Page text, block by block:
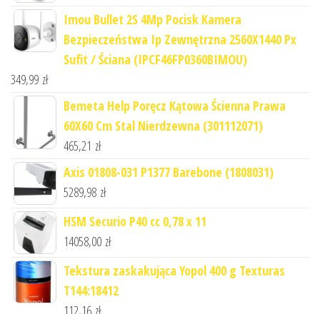
Imou Bullet 2S 4Mp Pocisk Kamera
Bezpieczeństwa Ip Zewnętrzna 2560X1440 Px
Sufit / Ściana (IPCF46FP0360BIMOU)
349,99 zł
Bemeta Help Poręcz Kątowa Ścienna Prawa
60X60 Cm Stal Nierdzewna (301112071)
465,21 zł
Axis 01808-031 P1377 Barebone (1808031)
5289,98 zł
HSM Securio P40 cc 0,78 x 11
14058,00 zł
Tekstura zaskakująca Yopol 400 g Texturas
T144:18412